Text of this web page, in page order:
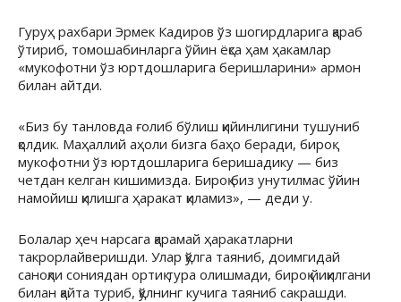
Гуруҳ рахбари Эрмек Кадиров ўз шогирдларига қараб
ўтириб, томошабинларга ўйин ёқса ҳам ҳакамлар
«мукофотни ўз юртдошларига беришларини» армон
билан айтди.
«Биз бу танловда ғолиб бўлиш қийинлигини тушуниб
қолдик. Маҳаллий аҳоли бизга баҳо беради, бироқ
мукофотни ўз юртдошларига беришадику — биз
четдан келган кишимизда. Бироқ биз унутилмас ўйин
намойиш қилишга ҳаракат қиламиз», — деди у.
Болалар ҳеч нарсага қарамай ҳаракатларни
такрорлайверишди. Улар қўлга таяниб, доимгидай
саноқли сониядан ортиқ тура олишмади, бироқ йиқилгани
билан қайта туриб, қўлнинг кучига таяниб сакрашди.